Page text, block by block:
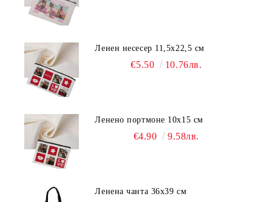
Ленен несесер 11,5х22,5 см
€5.50 10.76лв.
Ленено портмоне 10х15 см
€4.90 9.58лв.
Ленена чанта 36х39 см